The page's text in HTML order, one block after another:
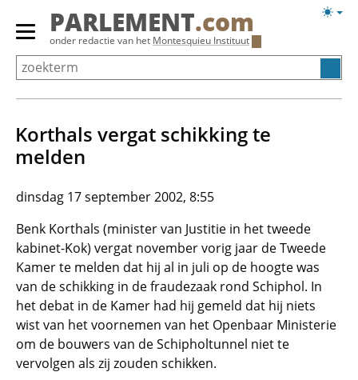
Overslaan
Primair
menu
tonen/verbergen
PARLEMENT.com
onder redactie van het Montesquieu Instituut
Korthals vergat schikking te
melden
dinsdag 17 september 2002, 8:55
Benk Korthals (minister van Justitie in het tweede
kabinet-Kok) vergat november vorig jaar de Tweede
Kamer te melden dat hij al in juli op de hoogte was
van de schikking in de fraudezaak rond Schiphol. In
het debat in de Kamer had hij gemeld dat hij niets
wist van het voornemen van het Openbaar Ministerie
om de bouwers van de Schipholtunnel niet te
vervolgen als zij zouden schikken.